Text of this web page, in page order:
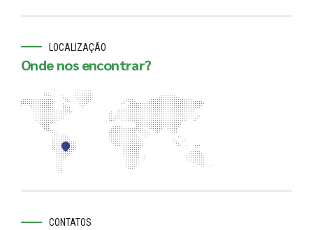
LOCALIZAÇÃO
Onde nos encontrar?
CONTATOS